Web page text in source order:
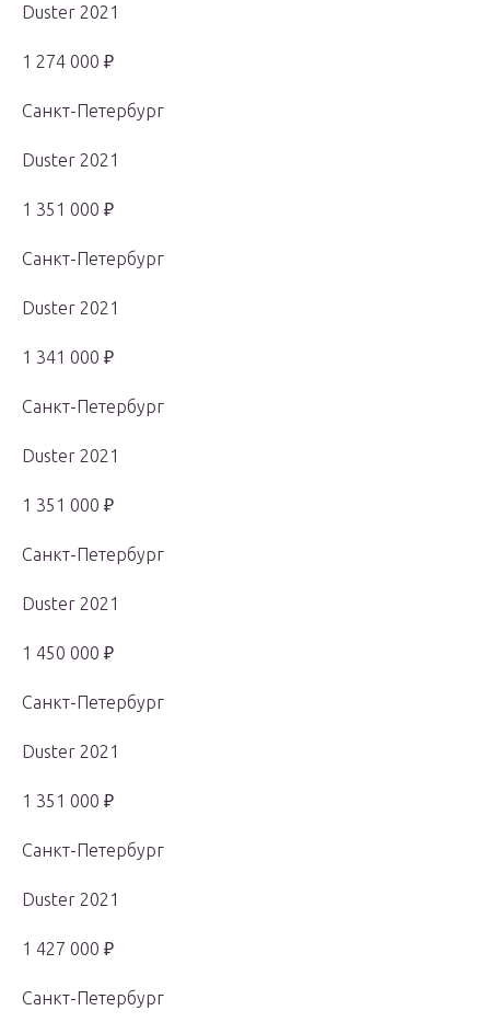
Duster 2021
1 274 000 ₽
Санкт-Петербург
Duster 2021
1 351 000 ₽
Санкт-Петербург
Duster 2021
1 341 000 ₽
Санкт-Петербург
Duster 2021
1 351 000 ₽
Санкт-Петербург
Duster 2021
1 450 000 ₽
Санкт-Петербург
Duster 2021
1 351 000 ₽
Санкт-Петербург
Duster 2021
1 427 000 ₽
Санкт-Петербург